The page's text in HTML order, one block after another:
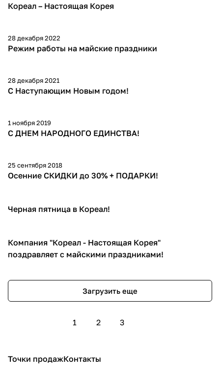
Кореал – Настоящая Корея
28 декабря 2022
Режим работы на майские праздники
28 декабря 2021
С Наступающим Новым годом!
1 ноября 2019
С ДНЕМ НАРОДНОГО ЕДИНСТВА!
25 сентября 2018
Осенние СКИДКИ до 30% + ПОДАРКИ!
Черная пятница в Кореал!
Компания "Кореал - Настоящая Корея"
поздравляет с майскими праздниками!
Загрузить еще
1 2 3
Точки продажКонтакты